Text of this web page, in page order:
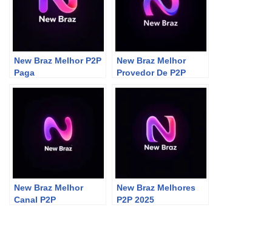
New Braz Melhor P2P
Paga
New Braz Melhor
Provedor De P2P
New Braz Melhor
Canal P2P
New Braz Melhores
P2P 2025